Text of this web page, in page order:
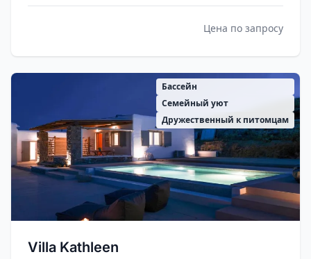
Цена по запросу
Бассейн
Семейный уют
Дружественный к питомцам
Villa Kathleen